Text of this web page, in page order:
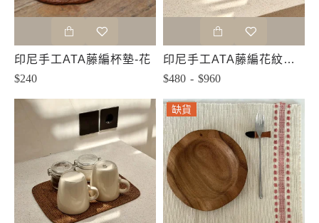
印尼手工ATA藤編杯墊-花
$240
印尼手工ATA藤編花紋餐墊-直角
$480 - $960
缺貨
缺貨